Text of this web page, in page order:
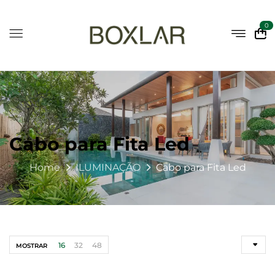
0
Cabo para Fita Led
Home ILUMINAÇÃO Cabo para Fita Led
MOSTRAR 16 32 48